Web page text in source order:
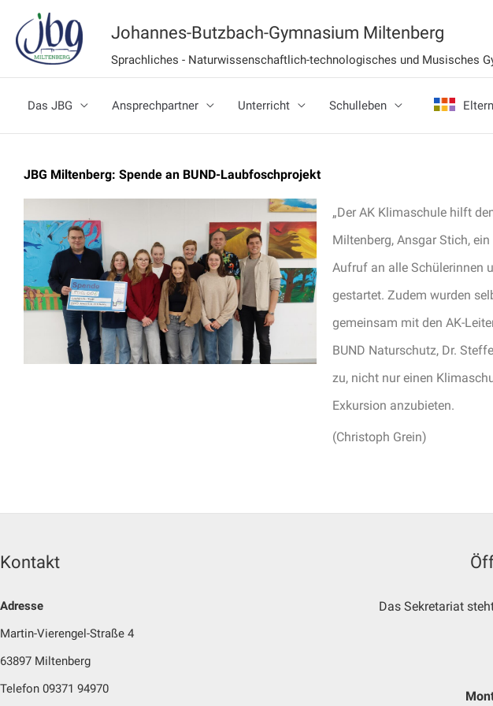
Inhalt
springen
Johannes-Butzbach-Gymnasium Miltenberg
Sprachliches - Naturwissenschaftlich-technologisches und Musisches
Das JBG Ansprechpartner Unterricht Schulleben
JBG Miltenberg: Spende an BUND-Laubfoschprojekt
„Der AK Klimaschule hilft
Miltenberg, Ansgar Stich,
Aufruf an alle Schülerinnen
gestartet. Zudem wurden
gemeinsam mit den AK-
BUND Naturschutz, Dr.
zu, nicht nur einen
Exkursion anzubieten.
(Christoph Grein)
Kontakt
Adresse
Martin-Vierengel-Straße 4
63897 Miltenberg
Telefon 09371 94970
Das Sekretariat